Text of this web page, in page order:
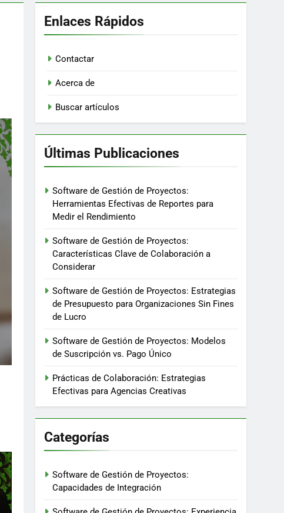
Enlaces Rápidos
Contactar
Acerca de
Buscar artículos
Últimas Publicaciones
Software de Gestión de Proyectos:
Herramientas Efectivas de Reportes para
Medir el Rendimiento
Software de Gestión de Proyectos:
Características Clave de Colaboración a
Considerar
Software de Gestión de Proyectos: Estrategias
de Presupuesto para Organizaciones Sin Fines
de Lucro
Software de Gestión de Proyectos: Modelos
de Suscripción vs. Pago Único
Prácticas de Colaboración: Estrategias
Efectivas para Agencias Creativas
Categorías
Software de Gestión de Proyectos:
Capacidades de Integración